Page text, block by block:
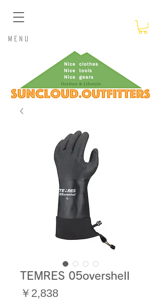
​Menu
TEMRES 05overshell
￥2,838価